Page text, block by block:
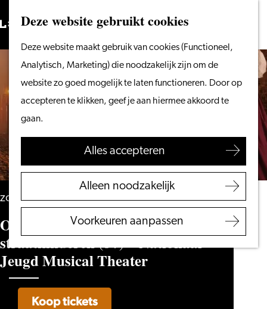
Deze website gebruikt cookies
Deze website maakt gebruik van cookies (Functioneel,
Analytisch, Marketing) die noodzakelijk zijn om de
website zo goed mogelijk te laten functioneren. Door op
accepteren te klikken, geef je aan hiermee akkoord te
gaan.
Alles accepteren
Alleen noodzakelijk
Voorkeuren aanpassen
Ga
naar
homepage
Menu
ZoekenVanaf het water
wandelen
Winkelen
Eten & drinken
Met kinderen
VVV Leiden
Bereikbaarheid
Regio Leiden
Zoeken
zondag 2 mei 2027
Oliver en het avontuur van de
straatkinderen (8+) – Nationaal
Jeugd Musical Theater
Koop tickets